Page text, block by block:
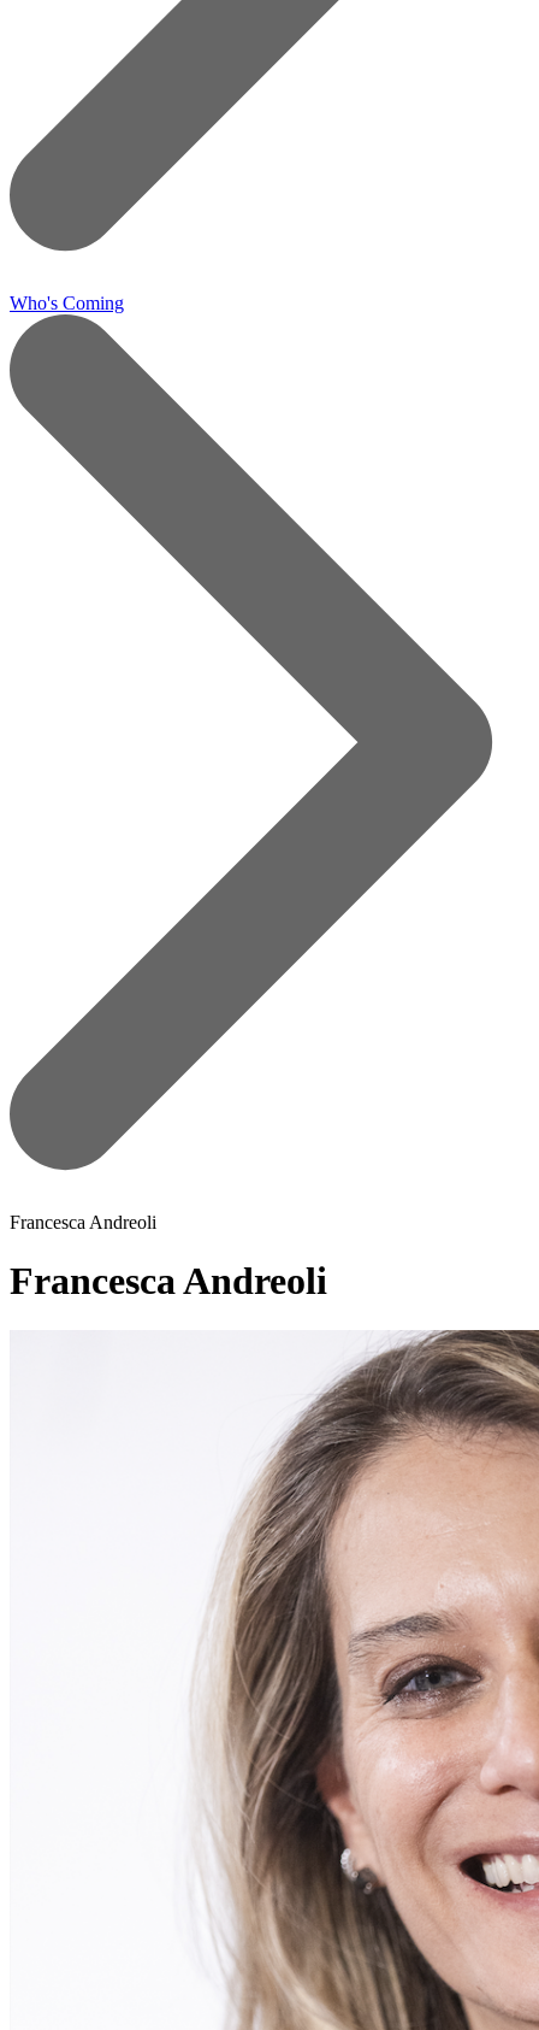
Who's Coming
Francesca Andreoli
Francesca Andreoli